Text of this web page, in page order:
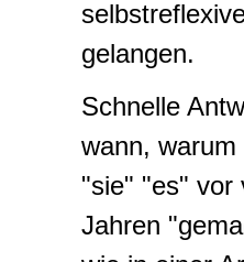
gelangen.
Schnelle
wann,
"sie" "es" vor
Jahren